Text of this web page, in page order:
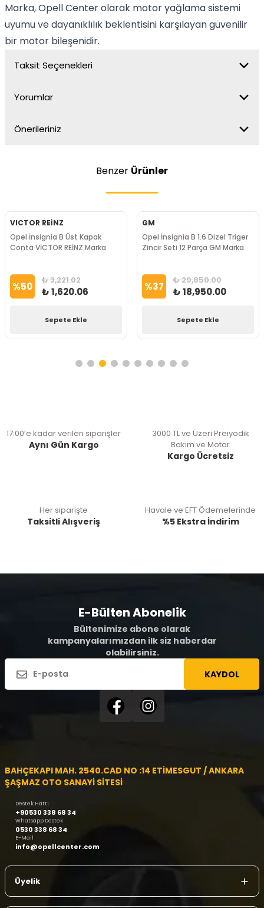
Marka, Opell Center olarak motor yağlama sistemi
uyumu ve dayanıklılık beklentisini karşılayan güvenilir
bir motor bileşenidir.
Taksit Seçenekleri
Yorumlar
Önerileriniz
Benzer Ürünler
VICTOR REİNZ
Opel İnsignia B Üst Kapak
Conta VİCTOR REİNZ Marka
%50 ₺ 3,221.02
₺ 1,620.06
Sepete Ekle
GM
Opel İnsignia B 1.6 Dizel Triger
Zincir Seti 12 Parça GM Marka
%37 ₺ 29,850.00
₺ 18,950.00
Sepete Ekle
17:00’e kadar verilen siparişler
Aynı Gün Kargo
3000 TL ve Üzeri Preiyodik
Bakım ve Motor
Kargo Ücretsiz
Her siparişte
Taksitli Alışveriş
Havale ve EFT Ödemelerinde
%5 Ekstra İndirim
E-Bülten Abonelik
Bültenimize abone olarak
kampanyalarımızdan ilk siz haberdar
olabilirsiniz.
KAYDOL
BAHÇEKAPI MAH. 2540.CAD NO :14 ETİMESGUT / ANKARA
ŞAŞMAZ OTO SANAYİ SİTESİ
Destek Hattı
+90530 338 68 34
Whatsapp Destek
0530 338 68 34
E-Mail
info@opellcenter.com
Üyelik